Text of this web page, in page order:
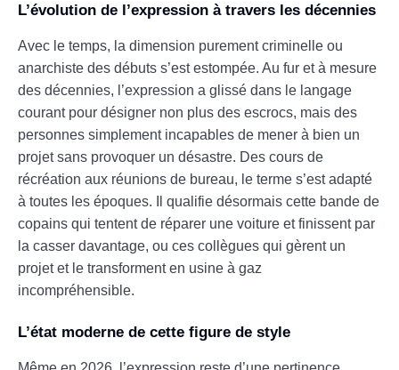
L’évolution de l’expression à travers les décennies
Avec le temps, la dimension purement criminelle ou
anarchiste des débuts s’est estompée. Au fur et à mesure
des décennies, l’expression a glissé dans le langage
courant pour désigner non plus des escrocs, mais des
personnes simplement incapables de mener à bien un
projet sans provoquer un désastre. Des cours de
récréation aux réunions de bureau, le terme s’est adapté
à toutes les époques. Il qualifie désormais cette bande de
copains qui tentent de réparer une voiture et finissent par
la casser davantage, ou ces collègues qui gèrent un
projet et le transforment en usine à gaz
incompréhensible.
L’état moderne de cette figure de style